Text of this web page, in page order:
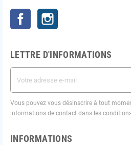
Facebook
LETTRE D'INFORMATIONS
Vous pouvez vous désinscrire à tout
informations de contact dans les
INFORMATIONS